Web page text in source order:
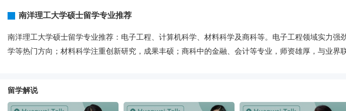
南洋理工大学硕士留学专业推荐
南洋理工大学硕士留学专业推荐：电子工程、计算机科学、材料科学及商科等。电子工程领域实力
学等热门方向；材料科学注重创新研究，成果丰硕；商科中的金融、会计等专业，师资雄厚，与业
留学解说